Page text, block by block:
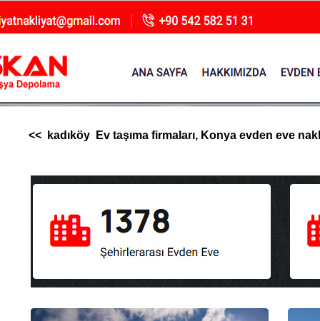
<< kadıköy Ev taşıma firmaları, Konya evden eve